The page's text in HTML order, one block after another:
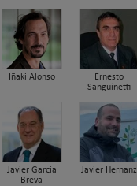
Iñaki Alonso
Ernesto
Sanguinetti
Javier García
Breva
Javier Hernanz